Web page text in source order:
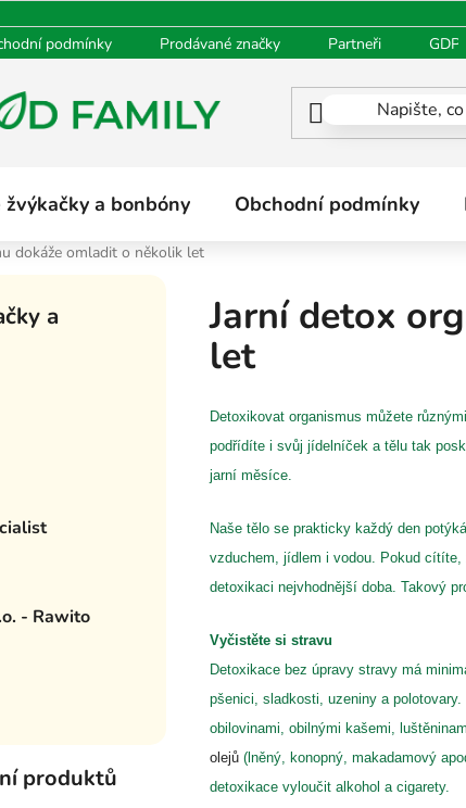
podmínky Prodávané značky Partneři GDPR
žvýkačky a bonbóny Obchodní podmínky
dokáže omladit o několik let
a
- Rawito
produktů
Jarní detox
let
Detoxikovat organismus můžete
podřídíte i svůj jídelníček a tělu tak
jarní měsíce.
Naše tělo se prakticky každý den
vzduchem, jídlem i vodou. Pokud
detoxikaci nejvhodnější doba. Takový
Vyčistěte si stravu
Detoxikace bez úpravy stravy má
pšenici, sladkosti, uzeniny a
obilovinami, obilnými kašemi,
olejů (lněný, konopný, makadamový
detoxikace vyloučit alkohol a cigarety.